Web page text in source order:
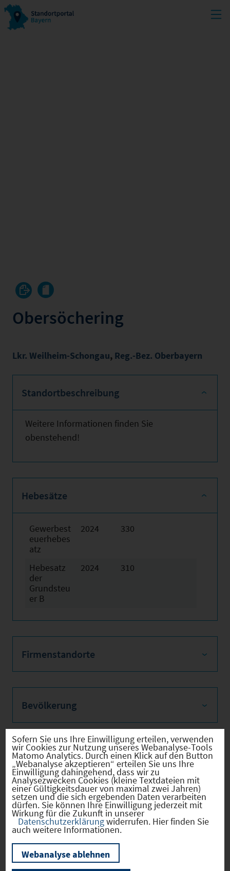
Obersöchering
Lkr. Weilheim-Schongau, Reg.-Bez. Oberbayern
Standortbeschreibung
Weitere Informationen finden Sie
obenstehend!
Hebesätze
Gewerbest
euerhebes
atz
2024 330
Hebesatz
der
Grundsteu
er B
2024 310
Firmenstandorte
Bevölkerung
Sozialvers. Beschäftigte
Verkehrsinfrastruktur
Kommunale Infrastruktur
Sofern Sie uns Ihre Einwilligung erteilen, verwenden
wir Cookies zur Nutzung unseres Webanalyse-Tools
Matomo Analytics. Durch einen Klick auf den Button
„Webanalyse akzeptieren“ erteilen Sie uns Ihre
Einwilligung dahingehend, dass wir zu
Analysezwecken Cookies (kleine Textdateien mit
einer Gültigkeitsdauer von maximal zwei Jahren)
setzen und die sich ergebenden Daten verarbeiten
dürfen. Sie können Ihre Einwilligung jederzeit mit
Wirkung für die Zukunft in unserer
Datenschutzerklärungwiderrufen. Hier finden Sie
auch weitere Informationen.
Webanalyse ablehnen